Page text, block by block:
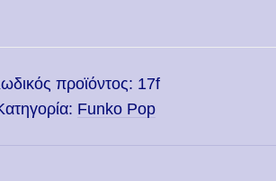
προϊόντος: 17f
Funko Pop